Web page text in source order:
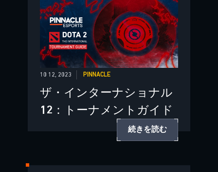
10 12, 2023 PINNACLE
ザ・インターナショナル
12：トーナメントガイド
続きを読む